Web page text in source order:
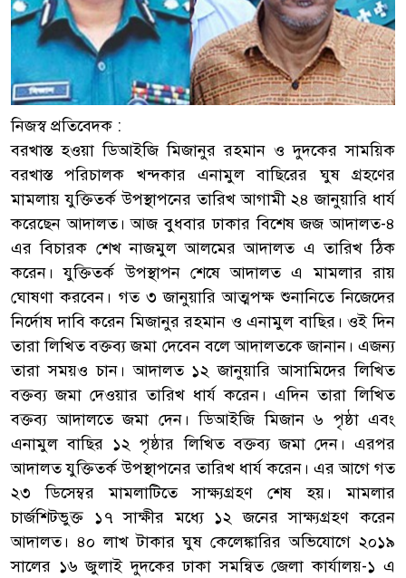
নিজস্ব প্রতিবেদক :
বরখাস্ত হওয়া ডিআইজি মিজানুর রহমান ও দুদকের সাময়িক
বরখাস্ত পরিচালক খন্দকার এনামুল বাছিরের ঘুষ গ্রহণের
মামলায় যুক্তিতর্ক উপস্থাপনের তারিখ আগামী ২৪ জানুয়ারি ধার্য
করেছেন আদালত। আজ বুধবার ঢাকার বিশেষ জজ আদালত-৪
এর বিচারক শেখ নাজমুল আলমের আদালত এ তারিখ ঠিক
করেন। যুক্তিতর্ক উপস্থাপন শেষে আদালত এ মামলার রায়
ঘোষণা করবেন। গত ৩ জানুয়ারি আত্মপক্ষ শুনানিতে নিজেদের
নির্দোষ দাবি করেন মিজানুর রহমান ও এনামুল বাছির। ওই দিন
তারা লিখিত বক্তব্য জমা দেবেন বলে আদালতকে জানান। এজন্য
তারা সময়ও চান। আদালত ১২ জানুয়ারি আসামিদের লিখিত
বক্তব্য জমা দেওয়ার তারিখ ধার্য করেন। এদিন তারা লিখিত
বক্তব্য আদালতে জমা দেন। ডিআইজি মিজান ৬ পৃষ্ঠা এবং
এনামুল বাছির ১২ পৃষ্ঠার লিখিত বক্তব্য জমা দেন। এরপর
আদালত যুক্তিতর্ক উপস্থাপনের তারিখ ধার্য করেন। এর আগে গত
২৩ ডিসেম্বর মামলাটিতে সাক্ষ্যগ্রহণ শেষ হয়। মামলার
চার্জশিটভুক্ত ১৭ সাক্ষীর মধ্যে ১২ জনের সাক্ষ্যগ্রহণ করেন
আদালত। ৪০ লাখ টাকার ঘুষ কেলেঙ্কারির অভিযোগে ২০১৯
সালের ১৬ জুলাই দুদকের ঢাকা সমন্বিত জেলা কার্যালয়-১ এ